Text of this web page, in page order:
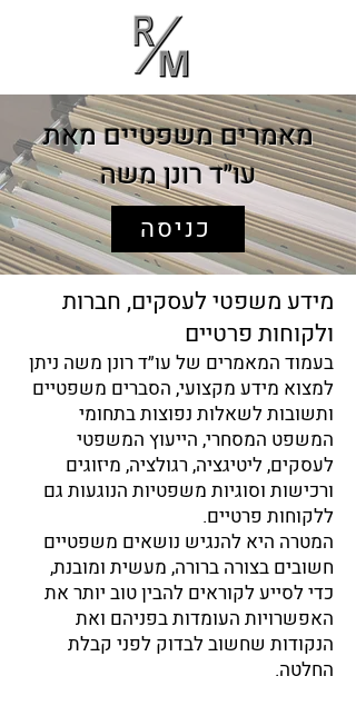
מאמרים משפטיים מאת
עו״ד רונן משה
כניסה
מידע משפטי לעסקים, חברות
ולקוחות פרטיים
בעמוד המאמרים של עו״ד רונן משה ניתן
למצוא מידע מקצועי, הסברים משפטיים
ותשובות לשאלות נפוצות בתחומי
המשפט המסחרי, הייעוץ המשפטי
לעסקים, ליטיגציה, רגולציה, מיזוגים
ורכישות וסוגיות משפטיות הנוגעות גם
ללקוחות פרטיים.
המטרה היא להנגיש נושאים משפטיים
חשובים בצורה ברורה, מעשית ומובנת,
כדי לסייע לקוראים להבין טוב יותר את
האפשרויות העומדות בפניהם ואת
הנקודות שחשוב לבדוק לפני קבלת
החלטה.